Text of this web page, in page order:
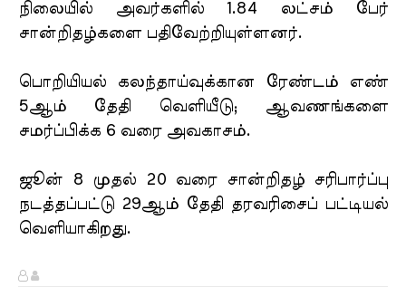
நிலையில் அவர்களில் 1.84 லட்சம் பேர்
சான்றிதழ்களை பதிவேற்றியுள்ளனர்.
பொறியியல் கலந்தாய்வுக்கான ரேண்டம் எண்
5ஆம் தேதி வெளியீடு; ஆவணங்களை
சமர்ப்பிக்க 6 வரை அவகாசம்.
ஜூன் 8 முதல் 20 வரை சான்றிதழ் சரிபார்ப்பு
நடத்தப்பட்டு 29ஆம் தேதி தரவரிசைப் பட்டியல்
வெளியாகிறது.